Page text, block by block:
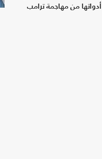
أدواتها من مهاجمة ترامب